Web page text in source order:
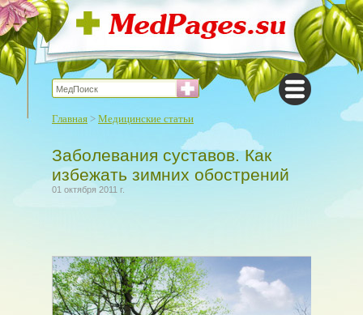
Главная > Медицинские статьи
Заболевания суставов. Как
избежать зимних обострений
01 октября 2011 г.